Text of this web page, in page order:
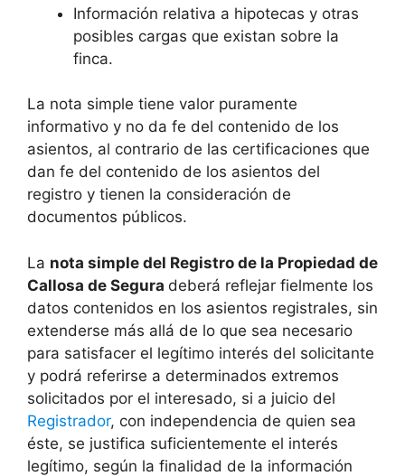
Información relativa a hipotecas y otras
posibles cargas que existan sobre la
finca.
La nota simple tiene valor puramente
informativo y no da fe del contenido de los
asientos, al contrario de las certificaciones que
dan fe del contenido de los asientos del
registro y tienen la consideración de
documentos públicos.
La nota simple del Registro de la Propiedad de
Callosa de Segura deberá reflejar fielmente los
datos contenidos en los asientos registrales, sin
extenderse más allá de lo que sea necesario
para satisfacer el legítimo interés del solicitante
y podrá referirse a determinados extremos
solicitados por el interesado, si a juicio del
Registrador, con independencia de quien sea
éste, se justifica suficientemente el interés
legítimo, según la finalidad de la información